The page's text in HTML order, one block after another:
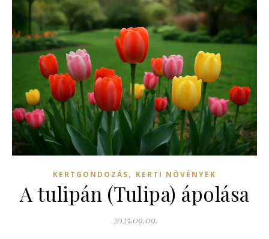
KERTGONDOZÁS, KERTI NÖVÉNYEK
A tulipán (Tulipa) ápolása
2025.09.09.